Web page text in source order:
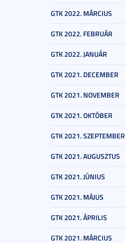
GTK 2022. MÁRCIUS
GTK 2022. FEBRUÁR
GTK 2022. JANUÁR
GTK 2021. DECEMBER
GTK 2021. NOVEMBER
GTK 2021. OKTÓBER
GTK 2021. SZEPTEMBER
GTK 2021. AUGUSZTUS
GTK 2021. JÚNIUS
GTK 2021. MÁJUS
GTK 2021. ÁPRILIS
GTK 2021. MÁRCIUS